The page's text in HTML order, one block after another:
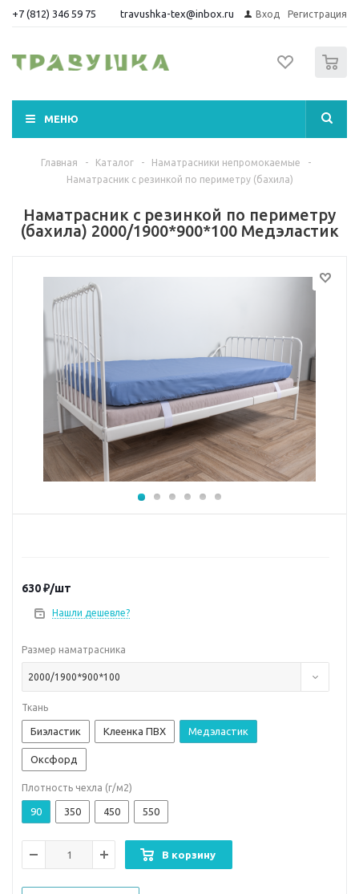
+7 (812) 346 59 75 travushka-tex@inbox.ru Вход Регистрация
МЕНЮ
Главная - Каталог - Наматрасники непромокаемые
-
Наматрасник с резинкой по периметру (бахила)
Наматрасник с резинкой по периметру
(бахила) 2000/1900*900*100 Медэластик
630₽/шт
Нашли дешевле?
Размер наматрасника
2000/1900*900*100
Ткань
Биэластик Клеенка ПВХ Медэластик
Оксфорд
Плотность чехла (г/м2)
90 350 450 550
В корзину